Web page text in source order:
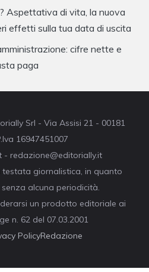
Aspettativa di vita, la nuova
effetti sulla tua data di uscita
cifre nette e
paga
Srl - Via Assisi 21 - 00181
16947451007
- redazione@editorially.it
giornalistica, in quanto
alcuna periodicità.
un prodotto editoriale ai
n. 62 del 07.03.2001
PolicyRedazione